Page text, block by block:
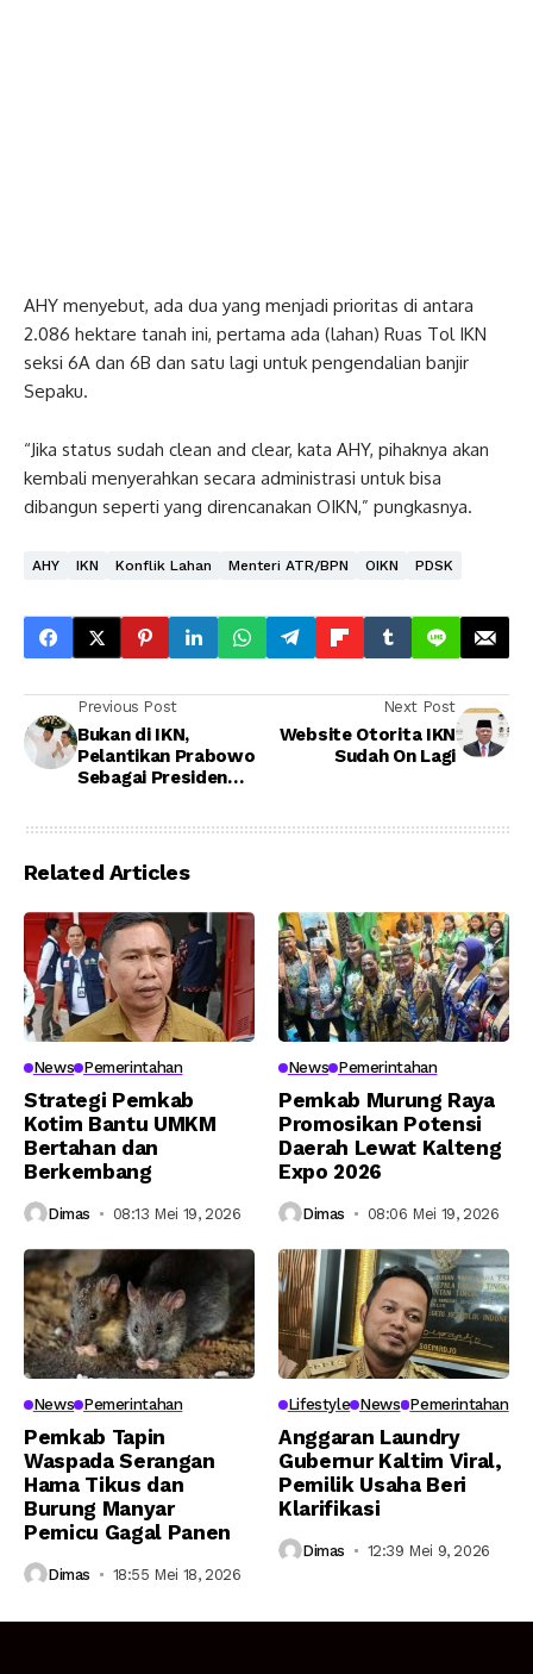
AHY menyebut, ada dua yang menjadi prioritas di antara
2.086 hektare tanah ini, pertama ada (lahan) Ruas Tol IKN
seksi 6A dan 6B dan satu lagi untuk pengendalian banjir
Sepaku.
“Jika status sudah clean and clear, kata AHY, pihaknya akan
kembali menyerahkan secara administrasi untuk bisa
dibangun seperti yang direncanakan OIKN,” pungkasnya.
AHY IKN Konflik Lahan Menteri ATR/BPN OIKN PDSK
Previous Post
Bukan di IKN,
Pelantikan Prabowo
Sebagai Presiden
Next Post
Website Otorita IKN
Sudah On Lagi
Related Articles
News Pemerintahan
Strategi Pemkab
Kotim Bantu UMKM
Bertahan dan
Berkembang
Dimas 08:13 Mei 19, 2026
News Pemerintahan
Pemkab Murung Raya
Promosikan Potensi
Daerah Lewat Kalteng
Expo 2026
Dimas 08:06 Mei 19, 2026
News Pemerintahan
Pemkab Tapin
Waspada Serangan
Hama Tikus dan
Burung Manyar
Pemicu Gagal Panen
Dimas 18:55 Mei 18, 2026
Lifestyle News Pemerintahan
Anggaran Laundry
Gubernur Kaltim Viral,
Pemilik Usaha Beri
Klarifikasi
Dimas 12:39 Mei 9, 2026